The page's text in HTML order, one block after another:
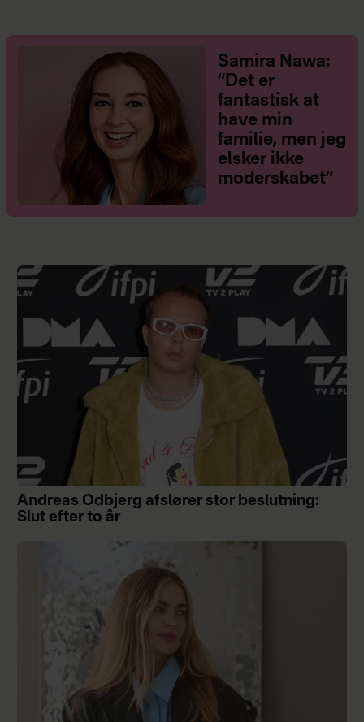
Samira Nawa:
”Det er
fantastisk at
have min
familie, men jeg
elsker ikke
moderskabet”
Andreas Odbjerg afslører stor beslutning:
Slut efter to år